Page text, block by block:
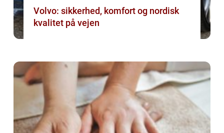
Volvo: sikkerhed, komfort og nordisk
kvalitet på vejen